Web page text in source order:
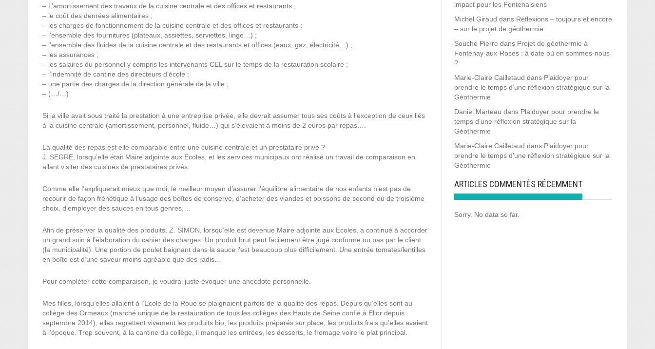
– L’amortissement des travaux de la cuisine centrale et des offices et restaurants ;
– le coût des denrées alimentaires ;
– les charges de fonctionnement de la cuisine centrale et des offices et restaurants ;
– l’ensemble des fournitures (plateaux, assiettes, serviettes, linge…) ;
– l’ensemble des fluides de la cuisine centrale et des restaurants et offices (eaux, gaz, électricité…) ;
– les assurances ;
– les salaires du personnel y compris les intervenants CEL sur le temps de la restauration scolaire ;
– l’indemnité de cantine des directeurs d’école ;
– une partie des charges de la direction générale de la ville ;
– (…/…)
Si la ville avait sous traité la prestation à une entreprise privée, elle devrait assumer tous ses coûts à l’exception de ceux liés
à la cuisine centrale (amortissement, personnel, fluide…) qui s’élevaient à moins de 2 euros par repas….
La qualité des repas est elle comparable entre une cuisine centrale et un prestataire privé ?
J. SEGRE, lorsqu’elle était Maire adjointe aux Ecoles, et les services municipaux ont réalisé un travail de comparaison en
allant visiter des cuisines de prestataires privés.
Comme elle l’expliquerait mieux que moi, le meilleur moyen d’assurer l’équilibre alimentaire de nos enfants n’est pas de
recourir de façon frénétique à l’usage des boîtes de conserve, d’acheter des viandes et poissons de second ou de troisième
choix. d’employer des sauces en tous genres,…
Afin de préserver la qualité des produits, Z. SIMON, lorsqu’elle est devenue Maire adjointe aux Ecoles, a continué à accorder
un grand soin à l’élaboration du cahier des charges. Un produit brut peut facilement être jugé conforme ou pas par le client
(la municipalité). Une portion de poulet baignant dans la sauce l’est beaucoup plus difficilement. Une entrée tomates/lentilles
en boîte est d’une saveur moins agréable que des radis…
Pour compléter cette comparaison, je voudrai juste évoquer une anecdote personnelle.
Mes filles, lorsqu’elles allaient à l’Ecole de la Roue se plaignaient parfois de la qualité des repas. Depuis qu’elles sont au
collège des Ormeaux (marché unique de la restauration de tous les collèges des Hauts de Seine confié à Elior depuis
septembre 2014), elles regrettent vivement les produits bio, les produits préparés sur place, les produits frais qu’elles avaient
à l’époque. Trop souvent, à la cantine du collège, il manque les entrées, les desserts, le fromage voire le plat principal.
impact pour les Fontenaisiens
Michel Giraud dans Réflexions – toujours et encore
– sur le projet de géothermie
Souche Pierre dans Projet de géothermie à
Fontenay-aux-Roses : à date où en sommes-nous
?
Marie-Claire Cailletaud dans Plaidoyer pour
prendre le temps d’une réflexion stratégique sur la
Géothermie
Daniel Marteau dans Plaidoyer pour prendre le
temps d’une réflexion stratégique sur la
Géothermie
Marie-Claire Cailletaud dans Plaidoyer pour
prendre le temps d’une réflexion stratégique sur la
Géothermie
ARTICLES COMMENTÉS RÉCEMMENT
Sorry. No data so far.